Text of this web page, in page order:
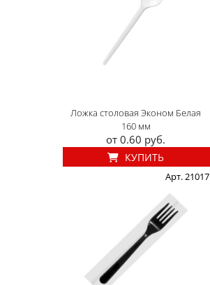
Ложка столовая Эконом Белая
160 мм
от 0.60 руб.
КУПИТЬ
Арт. 21017